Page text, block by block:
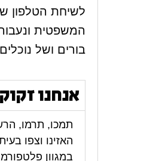
לשיחת הטלפון
המשפטית
בורים ושל
אנחנו
תמכו, תרמו,
האזינו וצפו
במגוון